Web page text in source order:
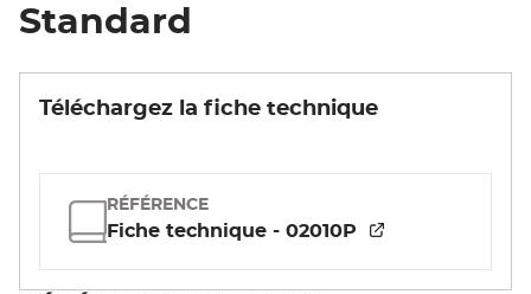
Standard
Téléchargez la fiche technique
RÉFÉRENCE
Fiche technique - 02010P